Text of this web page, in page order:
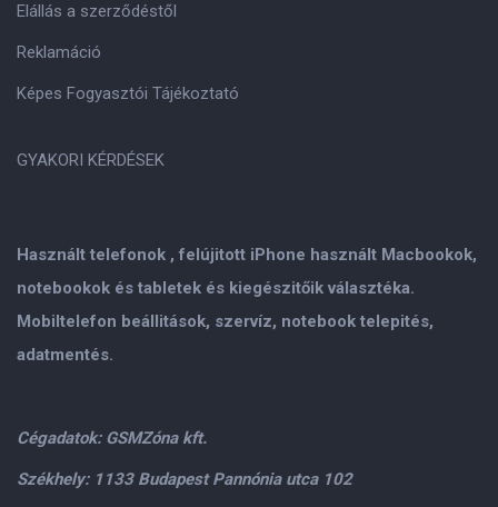
Használt telefonok , felújitott iPhone használt Macbookok,
notebookok és tabletek és kiegészitőik választéka.
Mobiltelefon beállitások, szervíz, notebook telepités,
adatmentés.
Cégadatok: GSMZóna kft.
Székhely: 1133 Budapest Pannónia utca 102
Elállás a szerződéstől
Reklamáció
Képes Fogyasztói Tájékoztató
GYAKORI KÉRDÉSEK